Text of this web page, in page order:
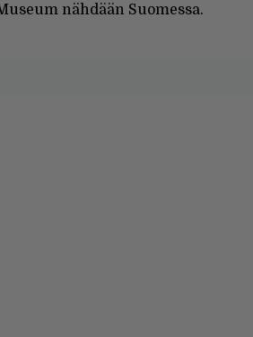
nähdään Suomessa.